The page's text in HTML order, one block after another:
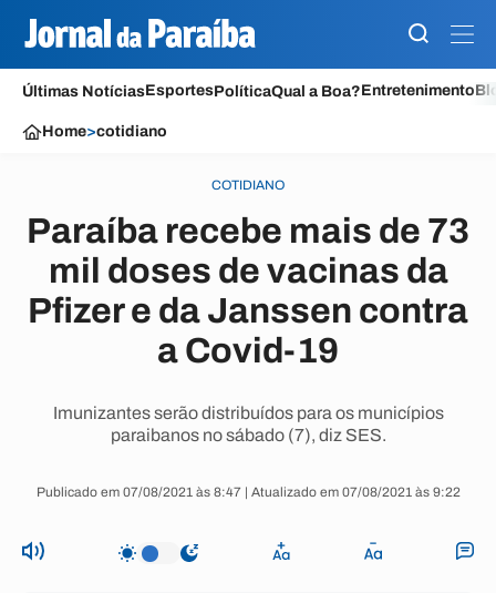
Últimas NotíciasEsportesPolíticaQual a Boa?Entretenimento
Home>cotidiano
COTIDIANO
Paraíba recebe mais de 73
mil doses de vacinas da
Pfizer e da Janssen contra
a Covid-19
Imunizantes serão distribuídos para os municípios
paraibanos no sábado (7), diz SES.
Publicado em 07/08/2021 às 8:47 | Atualizado em 07/08/2021 às 9:22